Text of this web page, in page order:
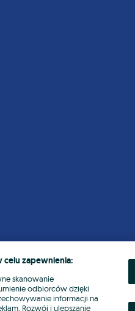
celu zapewnienia:
skanowanie
odbiorców dzięki
informacji na
Rozwój i ulepszanie